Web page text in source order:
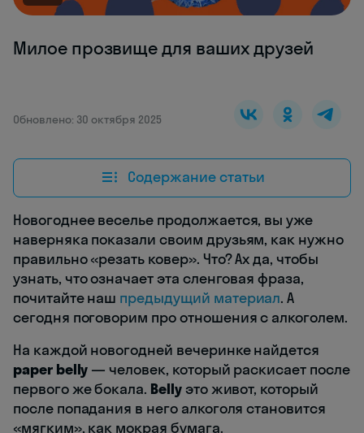
Милое прозвище для ваших друзей
Обновлено: 30 октября 2025
Содержание статьи
Новогоднее веселье продолжается, вы уже
наверняка показали своим друзьям, как нужно
правильно «резать ковер». Что? Ах да, чтобы
узнать, что означает эта сленговая фраза,
почитайте наш предыдущий материал. А
сегодня поговорим про отношения с алкоголем.
На каждой новогодней вечеринке найдется
paper belly — человек, который раскисает после
первого же бокала. Bellyэто живот, который
после попадания в него алкоголя становится
«мягким», как мокрая бумага.